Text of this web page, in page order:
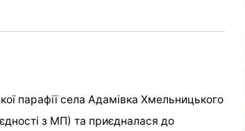
парафії села Адамівка Хмельницького
з МП) та приєдналася до